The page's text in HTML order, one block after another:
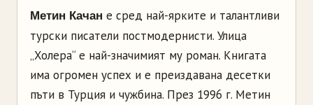
Метин Качан е сред най-ярките и талантливи
турски писатели постмодернисти. Улица
„Холера“ е най-значимият му роман. Книгата
има огромен успех и е преиздавана десетки
пъти в Турция и чужбина. През 1996 г. Метин